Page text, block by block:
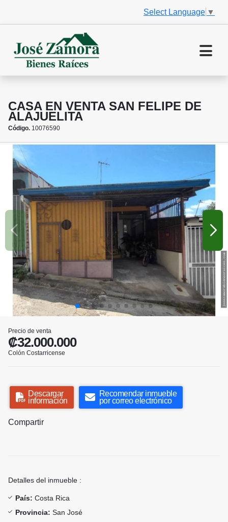
Select Language ▼
CASA EN VENTA SAN FELIPE DE
ALAJUELITA
Código. 10076590
Precio de venta
₡32.000.000
Colón Costarricense
Descargar
información
Recomendar inmueble
por correo electrónico
Compartir
Detalles del inmueble :
País: Costa Rica
Provincia: San José